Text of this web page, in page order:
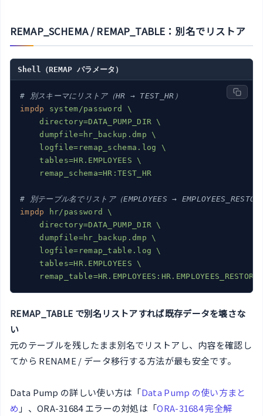
REMAP_SCHEMA / REMAP_TABLE：別名でリストア
Shell（REMAP パラメータ）
# 別スキーマにリストア（HR → TEST_HR）
impdp
system/password \
    directory=DATA_PUMP_DIR \
    dumpfile=hr_backup.dmp \
    logfile=remap_schema.log \
    tables=HR.EMPLOYEES \
    remap_schema=HR:TEST_HR
# 別テーブル名でリストア（EMPLOYEES →
impdp
hr/password \
    directory=DATA_PUMP_DIR \
    dumpfile=hr_backup.dmp \
    logfile=remap_table.log \
    tables=HR.EMPLOYEES \
    remap_table=HR.EMPLOYEES:HR.EMPLOYEES_RESTORE
REMAP_TABLE で別名リストアすれば既存データを壊さな
い
元のテーブルを残したまま別名でリストアし、内容を確認し
てから RENAME / データ移行する方法が最も安全です。
Data Pump の詳しい使い方は「Data Pump の使い方まと
め 」、ORA-31684 エラーの対処は「ORA-31684 完全解